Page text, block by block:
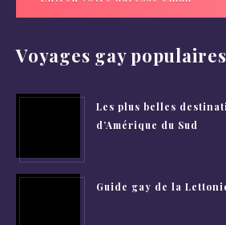
Voyages gay populaires
Les plus belles
d’Amérique du Sud
Guide gay de la